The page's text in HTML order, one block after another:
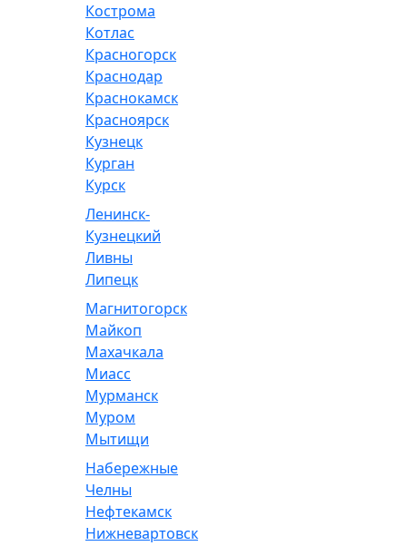
Кострома
Котлас
Красногорск
Краснодар
Краснокамск
Красноярск
Кузнецк
Курган
Курск
Ленинск-
Кузнецкий
Ливны
Липецк
Магнитогорск
Майкоп
Махачкала
Миасс
Мурманск
Муром
Мытищи
Набережные
Челны
Нефтекамск
Нижневартовск